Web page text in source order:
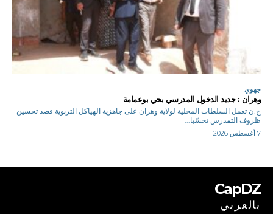
جهوي
وهران : جديد الدخول المدرسي بحي بوعمامة
ح.ن تعمل السلطات المحلية لولاية وهران على جاهزية الهياكل التربوية قصد تحسين
ظروف التمدرس تحسّبا...
7 أغسطس 2026
CapDZ
بالعربي